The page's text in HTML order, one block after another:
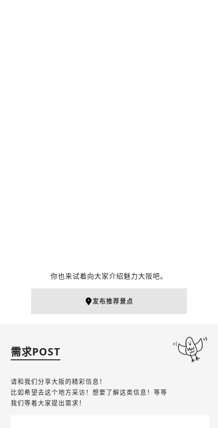
你也来试着向大家介绍魅力大阪吧。
发布推荐景点
需求POST
请和我们分享大阪的精彩信息！
比如希望去这个地方采访！想要了解这类信息！等等
我们等着大家提出需求！